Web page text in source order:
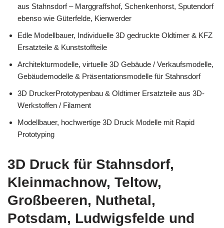
aus Stahnsdorf – Marggraffshof, Schenkenhorst, Sputendorf
ebenso wie Güterfelde, Kienwerder
Edle Modellbauer, Individuelle 3D gedruckte Oldtimer & KFZ
Ersatzteile & Kunststoffteile
Architekturmodelle, virtuelle 3D Gebäude / Verkaufsmodelle,
Gebäudemodelle & Präsentationsmodelle für Stahnsdorf
3D DruckerPrototypenbau & Oldtimer Ersatzteile aus 3D-
Werkstoffen / Filament
Modellbauer, hochwertige 3D Druck Modelle mit Rapid
Prototyping
3D Druck für Stahnsdorf,
Kleinmachnow, Teltow,
Großbeeren, Nuthetal,
Potsdam, Ludwigsfelde und